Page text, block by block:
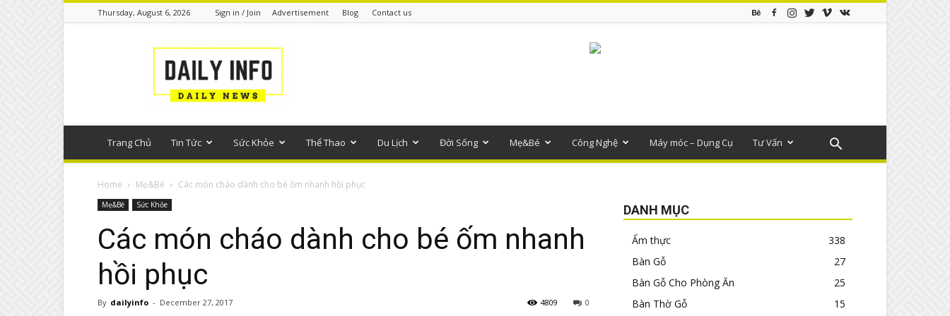
Thursday, August 6, 2026 Sign in / Join Advertisement Blog Contact us
thông
Trang Chủ Tin Tức Sức Khỏe Thể Thao Du Lịch Đời Sống Mẹ&Bé Công Nghệ Máy móc – Dụng Cụ Tư Vấn
Home Mẹ&Bé Các món cháo dành cho bé ốm nhanh hồi phục
Mẹ&Bé Sức Khỏe
Các món cháo dành cho bé ốm nhanh
hồi phục
By dailyinfo - December 27, 2017 0
4809
DANH MỤC
Ẩm thực
338
Bàn Gỗ
27
Bàn Gỗ Cho Phòng Ăn
25
Bàn Thờ Gỗ
15